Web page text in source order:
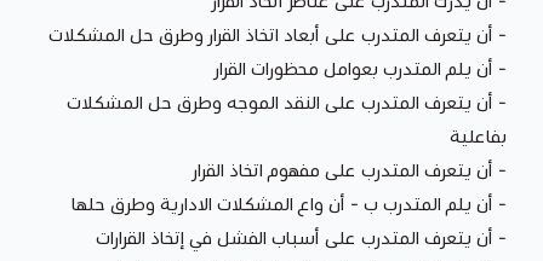
- أن يتعرف المتدرب على أبعاد اتخاذ القرار وطرق حل المشكلات
- أن يلم المتدرب بعوامل محظورات القرار
- أن يتعرف المتدرب على النقد الموجه وطرق حل المشكلات
بفاعلية
- أن يتعرف المتدرب على مفهوم اتخاذ القرار
- أن يلم المتدرب ب - أن واع المشكلات الادارية وطرق حلها
- أن يتعرف المتدرب على أسباب الفشل في إتخاذ القرارات